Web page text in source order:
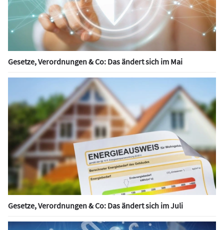
Gesetze, Verordnungen & Co: Das ändert sich im Mai
Gesetze, Verordnungen & Co: Das ändert sich im Juli